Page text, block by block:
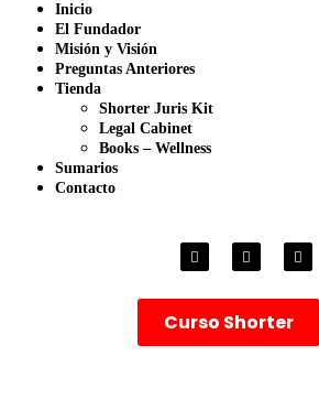
Inicio
El Fundador
Misión y Visión
Preguntas Anteriores
Tienda
Shorter Juris Kit
Legal Cabinet
Books – Wellness
Sumarios
Contacto
Curso Shorter